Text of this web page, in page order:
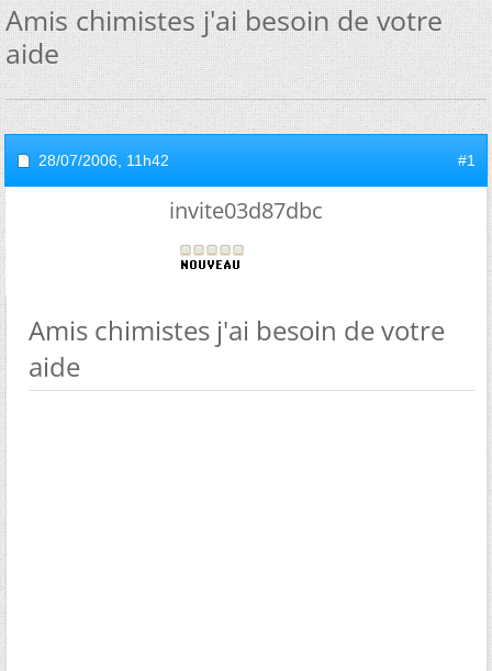
Amis chimistes j'ai besoin de votre
aide
28/07/2006, 11h42 #1
invite03d87dbc
Amis chimistes j'ai besoin de votre
aide